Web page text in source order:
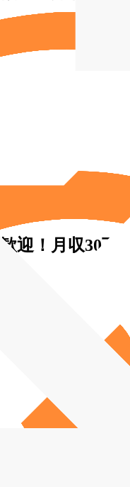
迎！月収30万